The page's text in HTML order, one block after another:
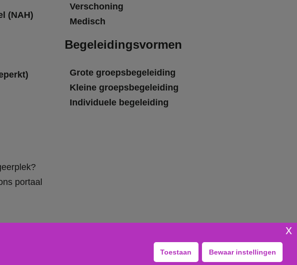
(NAH)
portaal
Verschoning
Medisch
Begeleidingsvormen
Grote groepsbegeleiding
Kleine groepsbegeleiding
Individuele begeleiding
Toestaan Bewaar instellingen
x